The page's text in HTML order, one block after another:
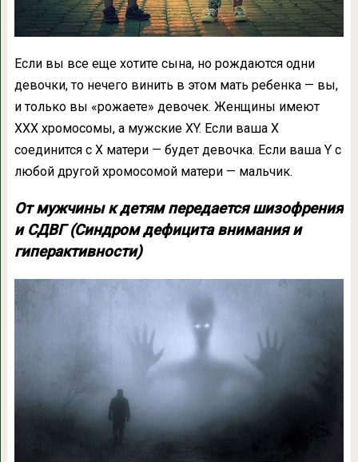
Если вы все еще хотите сына, но рождаются одни
девочки, то нечего винить в этом мать ребенка — вы,
и только вы «рожаете» девочек. Женщины имеют
ХХХ хромосомы, а мужские ХY. Если ваша Х
соединится с Х матери — будет девочка. Если ваша Y с
любой другой хромосомой матери — мальчик.
От мужчины к детям передается шизофрения
и СДВГ (Синдром дефицита внимания и
гиперактивности)